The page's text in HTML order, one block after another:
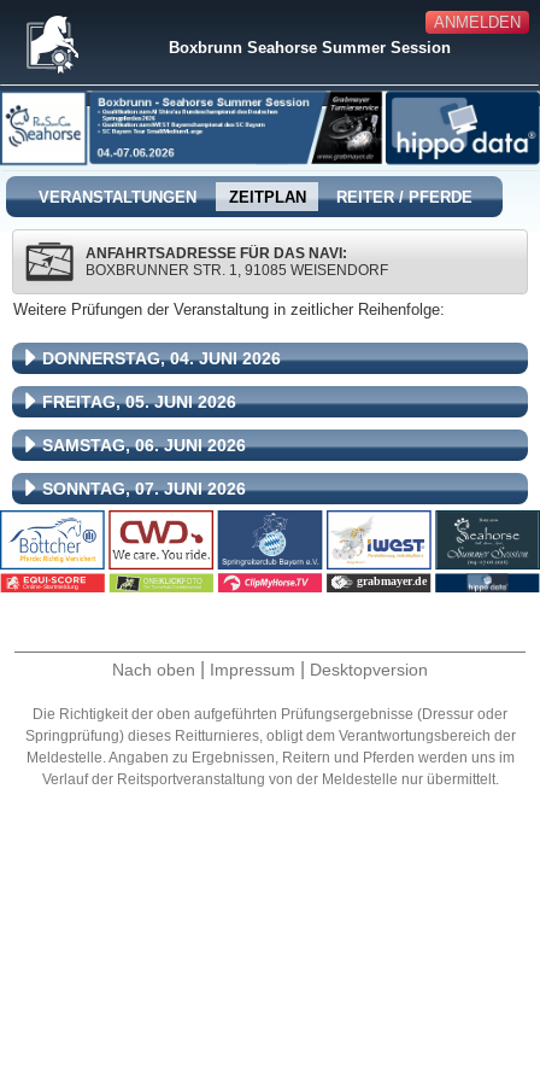
ANMELDEN
Boxbrunn Seahorse Summer Session
VERANSTALTUNGEN ZEITPLAN REITER / PFERDE
ANFAHRTSADRESSE FÜR DAS NAVI:
BOXBRUNNER STR. 1, 91085 WEISENDORF
Weitere Prüfungen der Veranstaltung in zeitlicher Reihenfolge:
DONNERSTAG, 04. JUNI 2026
FREITAG, 05. JUNI 2026
SAMSTAG, 06. JUNI 2026
SONNTAG, 07. JUNI 2026
Nach oben Impressum Desktopversion
Die Richtigkeit der oben aufgeführten Prüfungsergebnisse (Dressur oder
Springprüfung) dieses Reitturnieres, obligt dem Verantwortungsbereich der
Meldestelle. Angaben zu Ergebnissen, Reitern und Pferden werden uns im
Verlauf der Reitsportveranstaltung von der Meldestelle nur übermittelt.